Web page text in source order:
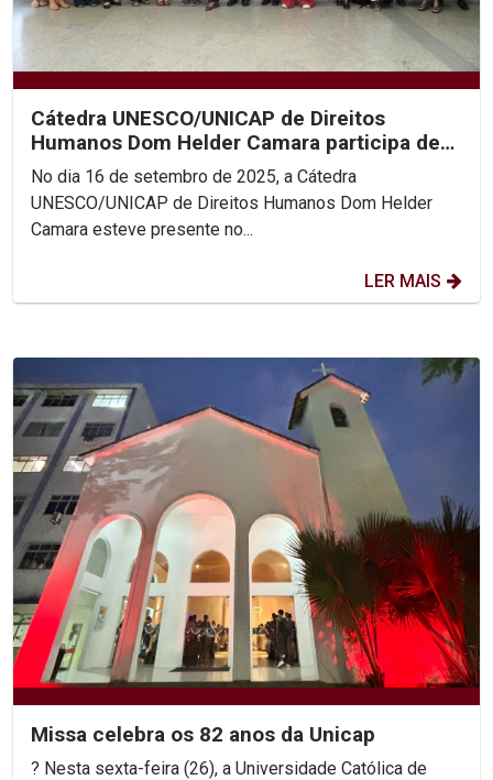
Cátedra UNESCO/UNICAP de Direitos
Humanos Dom Helder Camara participa de
Encontro Nacional das...
No dia 16 de setembro de 2025, a Cátedra
UNESCO/UNICAP de Direitos Humanos Dom Helder
Camara esteve presente no...
LER MAIS
Missa celebra os 82 anos da Unicap
? Nesta sexta-feira (26), a Universidade Católica de